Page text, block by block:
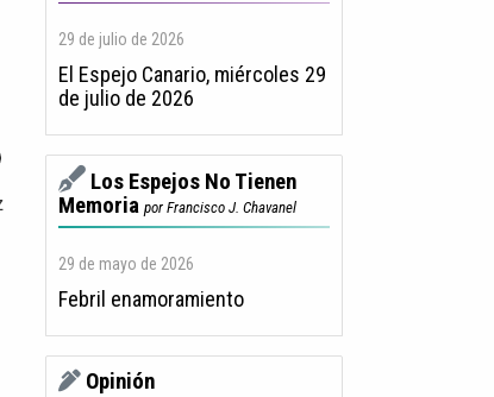
29 de julio de 2026
El Espejo Canario, miércoles 29
de julio de 2026
Los Espejos No Tienen
Memoria por Francisco J. Chavanel
29 de mayo de 2026
Febril enamoramiento
Opinión